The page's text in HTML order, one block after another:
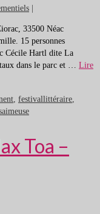
33500 Néac
15 personnes
Cécile Hartl dite La
dans le parc et … Lire
, festivallittéraire,
Toa –